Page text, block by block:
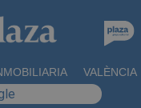
VALÈNCIA